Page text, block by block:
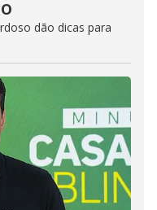
dão dicas para